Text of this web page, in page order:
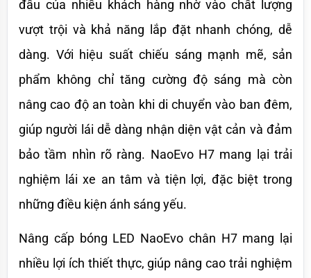
đầu của nhiều khách hàng nhờ vào chất lượng
vượt trội và khả năng lắp đặt nhanh chóng, dễ
dàng. Với hiệu suất chiếu sáng mạnh mẽ, sản
phẩm không chỉ tăng cường độ sáng mà còn
nâng cao độ an toàn khi di chuyển vào ban đêm,
giúp người lái dễ dàng nhận diện vật cản và đảm
bảo tầm nhìn rõ ràng. NaoEvo H7 mang lại trải
nghiệm lái xe an tâm và tiện lợi, đặc biệt trong
những điều kiện ánh sáng yếu.
Nâng cấp bóng LED NaoEvo chân H7 mang lại
nhiều lợi ích thiết thực, giúp nâng cao trải nghiệm